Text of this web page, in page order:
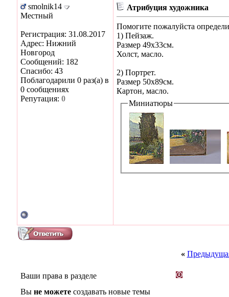
smolnik14
Местный
Регистрация: 31.08.2017
Адрес: Нижний
Новгород
Сообщений: 182
Спасибо: 43
Поблагодарили 0 раз(а) в
0 сообщениях
Репутация: 0
Атрибуция художника
Помогите пожалуйста
1) Пейзаж.
Размер 49х33см.
Холст, масло.
2) Портрет.
Размер 50х89см.
Картон, масло.
Миниатюры
«
Ваши права в разделе
Вы не можете создавать новые темы